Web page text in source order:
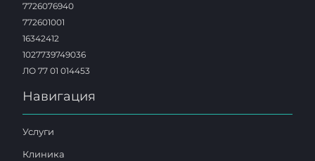
7726076940
772601001
16342412
1027739749036
ЛО 77 01 014453
Навигация
Услуги
Клиника